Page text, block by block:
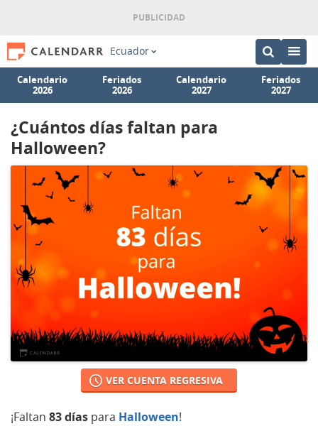
Ecuador
Calendario
2026
Feriados
2026
Calendario
2027
Feriados
2027
¿Cuántos días faltan para
Halloween?
VER CUENTA REGRESIVA
¡Faltan 83 días para Halloween!